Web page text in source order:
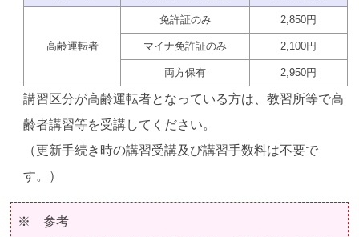
高齢運転者
免許証のみ 2,850円
マイナ免許証のみ 2,100円
両方保有 2,950円
講習区分が高齢運転者となっている方は、教習所等で高
齢者講習等を受講してください。
（更新手続き時の講習受講及び講習手数料は不要で
す。）
※ 参考